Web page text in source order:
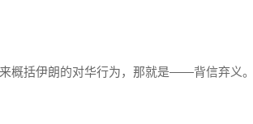
概括伊朗的对华行为，那就是——背信弃义。